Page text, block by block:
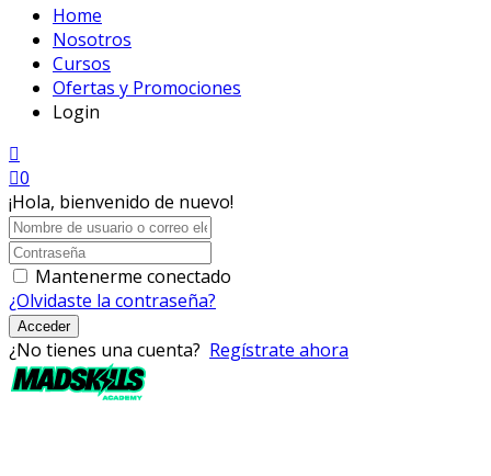
Home
Nosotros
Cursos
Ofertas y Promociones
Login
0
¡Hola, bienvenido de nuevo!
Mantenerme conectado
¿Olvidaste la contraseña?
Acceder
¿No tienes una cuenta? Regístrate ahora